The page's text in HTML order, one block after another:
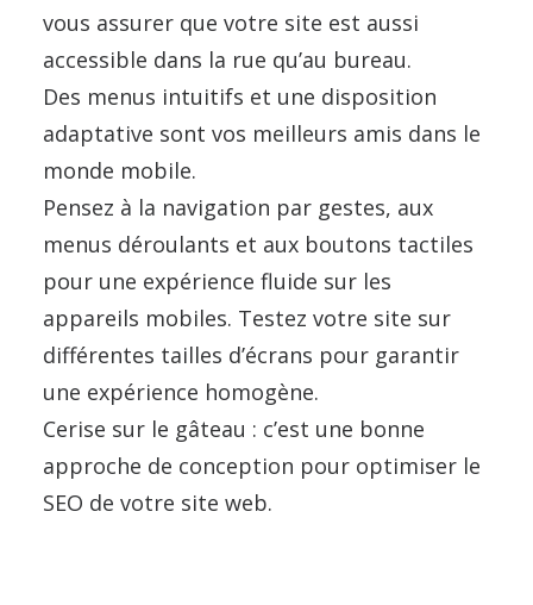
vous assurer que votre site est aussi
accessible dans la rue qu’au bureau.
Des menus intuitifs et une disposition
adaptative sont vos meilleurs amis dans le
monde mobile.
Pensez à la navigation par gestes, aux
menus déroulants et aux boutons tactiles
pour une expérience fluide sur les
appareils mobiles. Testez votre site sur
différentes tailles d’écrans pour garantir
une expérience homogène.
Cerise sur le gâteau : c’est une bonne
approche de conception pour optimiser le
SEO de votre site web.